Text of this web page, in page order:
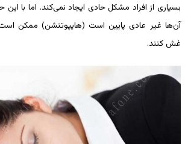
بسیاری از افراد مشکل حادی ایجاد نمی‌کند. اما با
آن‌ها غیر عادی پایین است (هایپوتنشن) ممکن
غش کنند.